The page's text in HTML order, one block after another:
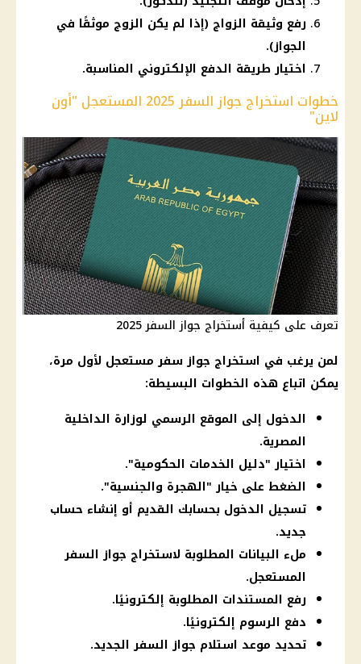
رفع وثيقة الزواج (إذا لم يكن الزوج موثقًا في
الجواز).
اختيار طريقة الدفع الإلكتروني المناسبة.
خطوات استخراج جواز السفر 2025 المستعجل "أون
لاين"
تعرف على كيفية أستخراج جواز السفر 2025
لمن يرغب في استخراج جواز سفر مستعجل لأول مرة،
يمكن اتباع هذه الخطوات البسيطة:
الدخول إلى الموقع الرسمي لوزارة الداخلية
المصرية.
اختيار "دليل الخدمات الحكومية".
الضغط على خيار "الهجرة والجنسية".
تسجيل الدخول بحسابك القديم أو إنشاء حساب
جديد.
ملء البيانات المطلوبة لاستخراج جواز السفر
المستعجل.
رفع المستندات المطلوبة إلكترونيًا.
دفع الرسوم إلكترونيًا.
تحديد موعد استلام جواز السفر الجديد.